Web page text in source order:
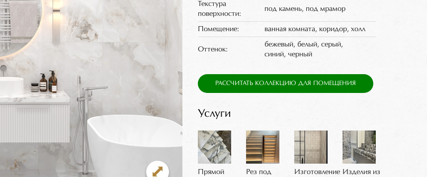
Текстура
поверхности:
под камень, под мрамор
Помещение: ванная комната, коридор, холл
Оттенок:
бежевый, белый, серый,
синий, черный
РАССЧИТАТЬ КОЛЛЕКЦИЮ ДЛЯ ПОМЕЩЕНИЯ
Услуги
Прямой
Рез под
Изготовление Изделия из